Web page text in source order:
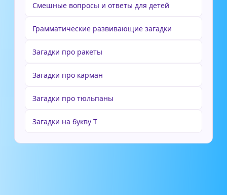
Смешные вопросы и ответы для детей
Грамматические развивающие загадки
Загадки про ракеты
Загадки про карман
Загадки про тюльпаны
Загадки на букву Т